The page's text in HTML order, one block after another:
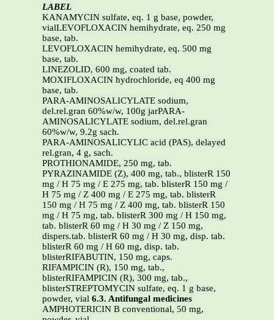
LABEL
KANAMYCIN sulfate, eq. 1 g base, powder,
vialLEVOFLOXACIN hemihydrate, eq. 250 mg
base, tab.
LEVOFLOXACIN hemihydrate, eq. 500 mg
base, tab.
LINEZOLID, 600 mg, coated tab.
MOXIFLOXACIN hydrochloride, eq 400 mg
base, tab.
PARA-AMINOSALICYLATE sodium,
del.rel.gran 60%w/w, 100g jarPARA-
AMINOSALICYLATE sodium, del.rel.gran
60%w/w, 9.2g sach.
PARA-AMINOSALICYLIC acid (PAS), delayed
rel.gran, 4 g, sach.
PROTHIONAMIDE, 250 mg, tab.
PYRAZINAMIDE (Z), 400 mg, tab., blisterR 150
mg / H 75 mg / E 275 mg, tab. blisterR 150 mg /
H 75 mg / Z 400 mg / E 275 mg, tab. blisterR
150 mg / H 75 mg / Z 400 mg, tab. blisterR 150
mg / H 75 mg, tab. blisterR 300 mg / H 150 mg,
tab. blisterR 60 mg / H 30 mg / Z 150 mg,
dispers.tab. blisterR 60 mg / H 30 mg, disp. tab.
blisterR 60 mg / H 60 mg, disp. tab.
blisterRIFABUTIN, 150 mg, caps.
RIFAMPICIN (R), 150 mg, tab.,
blisterRIFAMPICIN (R), 300 mg, tab.,
blisterSTREPTOMYCIN sulfate, eq. 1 g base,
powder, vial 6.3. Antifungal medicines
AMPHOTERICIN B conventional, 50 mg,